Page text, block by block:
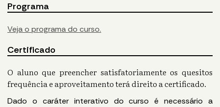
Programa
Veja o programa do curso.
Certificado
O aluno que preencher satisfatoriamente os quesitos
frequência e aproveitamento terá direito a certificado.
Dado o caráter interativo do curso é necessário a